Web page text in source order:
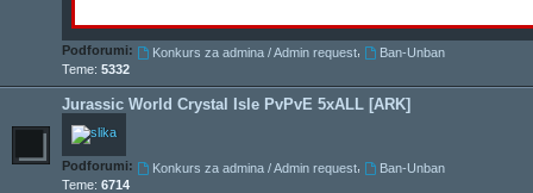
Podforumi: Konkurs za admina / Admin request,
Ban-Unban
Teme: 5332
Jurassic World Crystal Isle PvPvE 5xALL [ARK]
Podforumi: Konkurs za admina / Admin request,
Ban-Unban
Teme: 6714